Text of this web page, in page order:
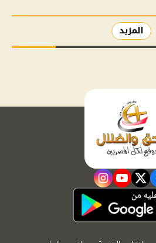
المزيد
twitter
youtube
instagram